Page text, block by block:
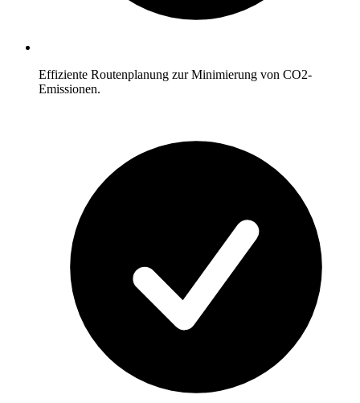
Effiziente Routenplanung zur Minimierung von CO2-
Emissionen.